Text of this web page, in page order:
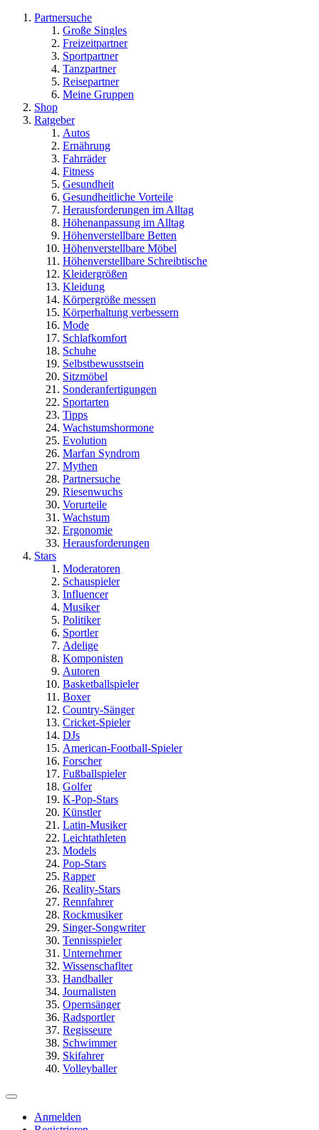
Partnersuche
Große Singles
Freizeitpartner
Sportpartner
Tanzpartner
Reisepartner
Meine Gruppen
Shop
Ratgeber
Autos
Ernährung
Fahrräder
Fitness
Gesundheit
Gesundheitliche Vorteile
Herausforderungen im Alltag
Höhenanpassung im Alltag
Höhenverstellbare Betten
Höhenverstellbare Möbel
Höhenverstellbare Schreibtische
Kleidergrößen
Kleidung
Körpergröße messen
Körperhaltung verbessern
Mode
Schlafkomfort
Schuhe
Selbstbewusstsein
Sitzmöbel
Sonderanfertigungen
Sportarten
Tipps
Wachstumshormone
Evolution
Marfan Syndrom
Mythen
Partnersuche
Riesenwuchs
Vorurteile
Wachstum
Ergonomie
Herausforderungen
Stars
Moderatoren
Schauspieler
Influencer
Musiker
Politiker
Sportler
Adelige
Komponisten
Autoren
Basketballspieler
Boxer
Country-Sänger
Cricket-Spieler
DJs
American-Football-Spieler
Forscher
Fußballspieler
Golfer
K-Pop-Stars
Künstler
Latin-Musiker
Leichtathleten
Models
Pop-Stars
Rapper
Reality-Stars
Rennfahrer
Rockmusiker
Singer-Songwriter
Tennisspieler
Unternehmer
Wissenschaflter
Handballer
Journalisten
Opernsänger
Radsportler
Regisseure
Schwimmer
Skifahrer
Volleyballer
Anmelden